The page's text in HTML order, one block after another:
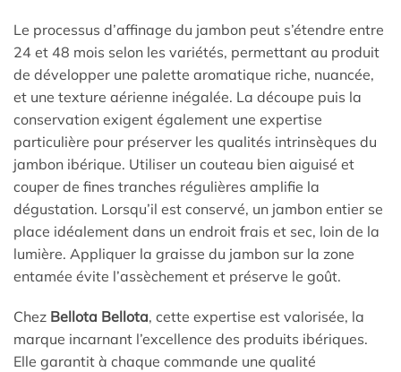
Le processus d’affinage du jambon peut s’étendre entre
24 et 48 mois selon les variétés, permettant au produit
de développer une palette aromatique riche, nuancée,
et une texture aérienne inégalée. La découpe puis la
conservation exigent également une expertise
particulière pour préserver les qualités intrinsèques du
jambon ibérique. Utiliser un couteau bien aiguisé et
couper de fines tranches régulières amplifie la
dégustation. Lorsqu’il est conservé, un jambon entier se
place idéalement dans un endroit frais et sec, loin de la
lumière. Appliquer la graisse du jambon sur la zone
entamée évite l’assèchement et préserve le goût.
Chez Bellota Bellota, cette expertise est valorisée, la
marque incarnant l’excellence des produits ibériques.
Elle garantit à chaque commande une qualité